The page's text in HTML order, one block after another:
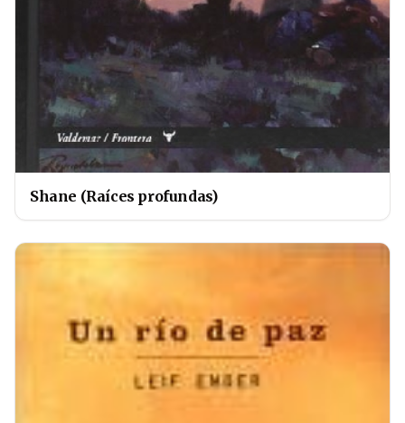
Shane (Raíces profundas)